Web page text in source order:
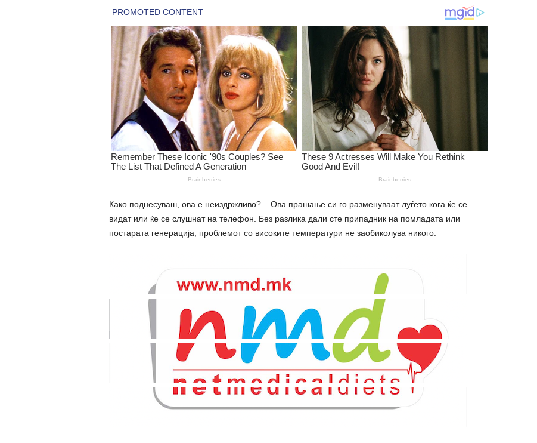
Како поднесуваш, ова е неиздржливо? – Ова прашање си го разменуваат луѓето кога ќе се
видат или ќе се слушнат на телефон. Без разлика дали сте припадник на помладата или
постарата генерација, проблемот со високите температури не заобиколува никого.